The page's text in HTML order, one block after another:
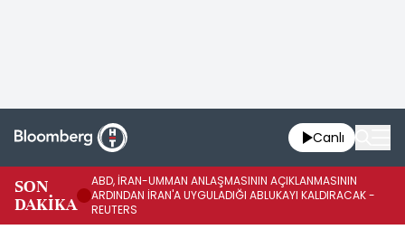
Canlı
SON
DAKİKA
ABD, İRAN-UMMAN ANLAŞMASININ AÇIKLANMASININ
ARDINDAN İRAN'A UYGULADIĞI ABLUKAYI KALDIRACAK -
REUTERS